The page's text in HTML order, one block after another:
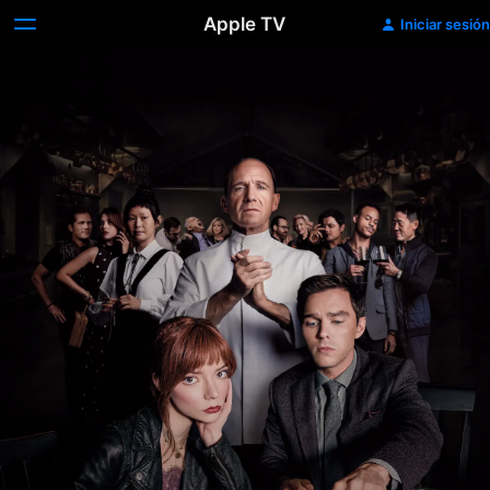
Apple TV Iniciar sesión